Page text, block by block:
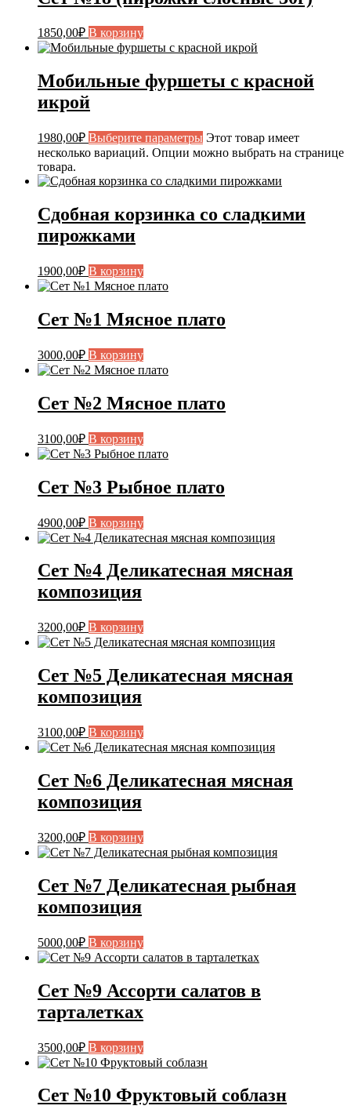
1850,00₽ В корзину
Мобильные фуршеты с красной
икрой
1980,00₽ Выберите параметры Этот товар имеет
несколько вариаций. Опции можно выбрать на странице
товара.
Сдобная корзинка со сладкими
пирожками
1900,00₽ В корзину
Сет №1 Мясное плато
3000,00₽ В корзину
Сет №2 Мясное плато
3100,00₽ В корзину
Сет №3 Рыбное плато
4900,00₽ В корзину
Сет №4 Деликатесная мясная
композиция
3200,00₽ В корзину
Сет №5 Деликатесная мясная
композиция
3100,00₽ В корзину
Сет №6 Деликатесная мясная
композиция
3200,00₽ В корзину
Сет №7 Деликатесная рыбная
композиция
5000,00₽ В корзину
Сет №9 Ассорти салатов в
тарталетках
3500,00₽ В корзину
Сет №10 Фруктовый соблазн